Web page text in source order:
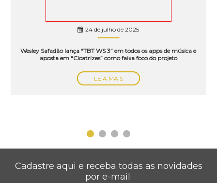
24 de julho de 2025
Wesley Safadão lança “TBT WS 3” em todos os apps de música e
aposta em “Cicatrizes” como faixa foco do projeto
LEIA MAIS
Cadastre aqui e receba todas as novidades
por e-mail.